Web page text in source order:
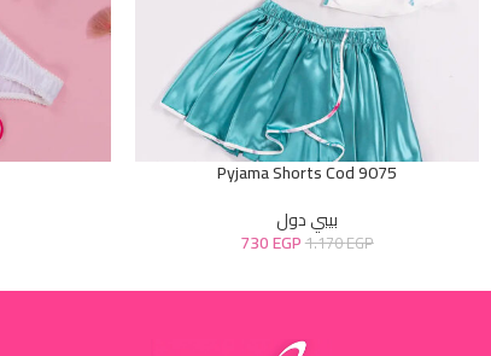
Pyjama Shorts Cod 9075
بيبي دول
1.170EGP
730EGP